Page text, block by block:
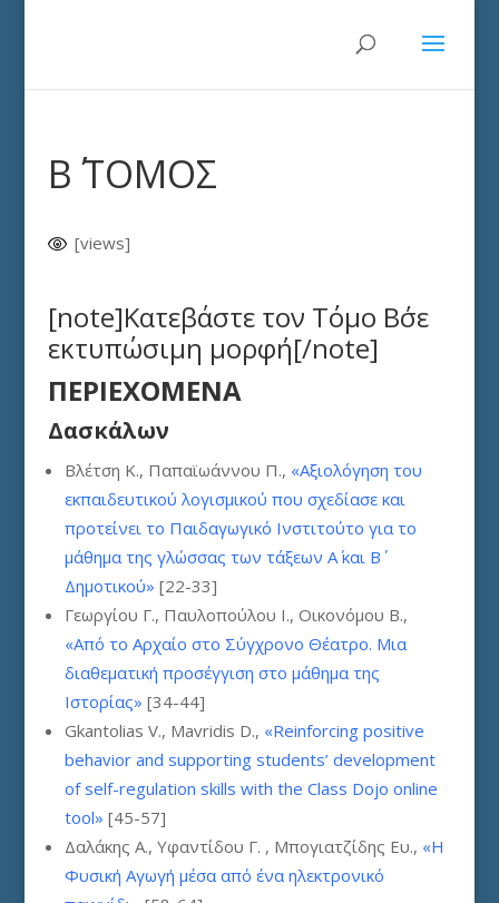
Β΄ ΤΟΜΟΣ
[views]
[note]Κατεβάστε τον Τόμο Β΄σε
εκτυπώσιμη μορφή[/note]
ΠΕΡΙΕΧΟΜΕΝΑ
Δασκάλων
Βλέτση Κ., Παπαϊωάννου Π., «Αξιολόγηση του
εκπαιδευτικού λογισμικού που σχεδίασε και
προτείνει το Παιδαγωγικό Ινστιτούτο για το
μάθημα της γλώσσας των τάξεων Α΄ και Β΄
Δημοτικού» [22-33]
Γεωργίου Γ., Παυλοπούλου Ι., Οικονόμου Β.,
«Από το Αρχαίο στο Σύγχρονο Θέατρο. Μια
διαθεματική προσέγγιση στο μάθημα της
Ιστορίας» [34-44]
Gkantolias V., Mavridis D., «Reinforcing positive
behavior and supporting students’ development
of self-regulation skills with the Class Dojo online
tool» [45-57]
Δαλάκης Α., Υφαντίδου Γ. , Μπογιατζίδης Ευ., «Η
Φυσική Αγωγή μέσα από ένα ηλεκτρονικό